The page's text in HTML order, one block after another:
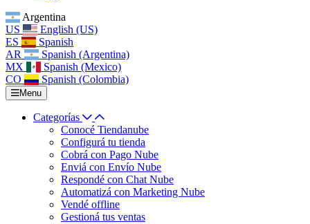
Argentina
US
English (US)
ES
Spanish
AR
Spanish (Argentina)
MX
Spanish (Mexico)
CO
Spanish (Colombia)
Menu
Categorías
Conocé Tiendanube
Configurá tu tienda
Cobrá con Pago Nube
Enviá con Envío Nube
Respondé con Chat Nube
Automatizá con Marketing Nube
Vendé offline
Gestioná tus ventas